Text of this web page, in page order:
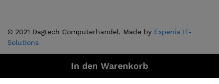
In den Warenkorb
© 2021 Dagtech Computerhandel. Made by Expenia IT-
Solutions